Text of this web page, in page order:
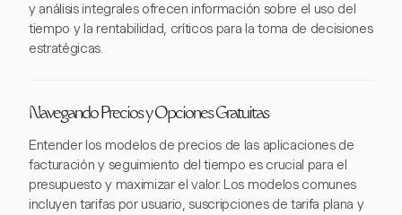
y análisis integrales ofrecen información sobre el uso del
tiempo y la rentabilidad, críticos para la toma de decisiones
estratégicas.
Navegando Precios y Opciones Gratuitas
Entender los modelos de precios de las aplicaciones de
facturación y seguimiento del tiempo es crucial para el
presupuesto y maximizar el valor. Los modelos comunes
incluyen tarifas por usuario, suscripciones de tarifa plana y